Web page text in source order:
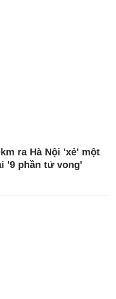
ra Hà Nội 'xẻ' một
'9 phần tử vong'